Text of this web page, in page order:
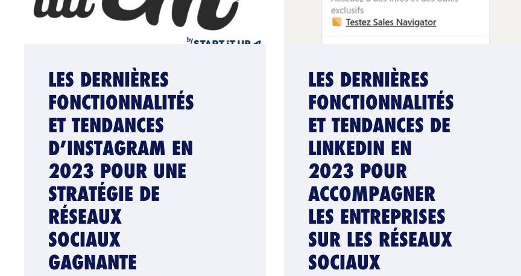
LES DERNIÈRES
FONCTIONNALITÉS
ET TENDANCES
D’INSTAGRAM EN
2023 POUR UNE
STRATÉGIE DE
RÉSEAUX
SOCIAUX
GAGNANTE
LES DERNIÈRES
FONCTIONNALITÉS
ET TENDANCES DE
LINKEDIN EN
2023 POUR
ACCOMPAGNER
LES ENTREPRISES
SUR LES RÉSEAUX
SOCIAUX